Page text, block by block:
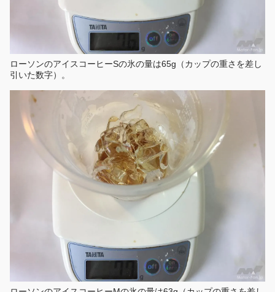
ローソンのアイスコーヒーSの氷の量は65g（カップの重さを差し
引いた数字）。